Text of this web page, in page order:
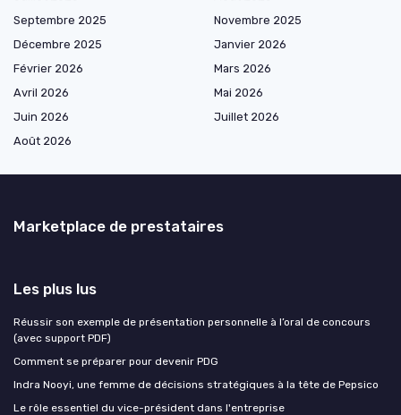
Septembre 2025
Novembre 2025
Décembre 2025
Janvier 2026
Février 2026
Mars 2026
Avril 2026
Mai 2026
Juin 2026
Juillet 2026
Août 2026
Marketplace de prestataires
Les plus lus
Réussir son exemple de présentation personnelle à l’oral de concours
(avec support PDF)
Comment se préparer pour devenir PDG
Indra Nooyi, une femme de décisions stratégiques à la tête de Pepsico
Le rôle essentiel du vice-président dans l'entreprise